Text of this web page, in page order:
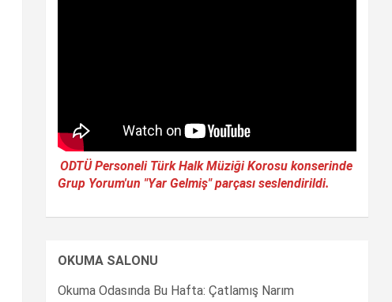
ODTÜ Personeli Türk Halk Müziği Korosu konserinde
Grup Yorum'un "Yar Gelmiş" parçası seslendirildi.
OKUMA SALONU
Okuma Odasında Bu Hafta: Çatlamış Narım